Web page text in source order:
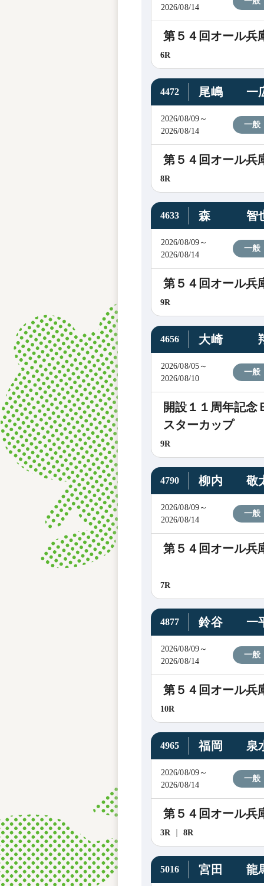
2026/08/14
第５４回オール兵
6R
4472 尾嶋 一
2026/08/09～
2026/08/14
一般
第５４回オール兵
8R
4633 森 智
2026/08/09～
2026/08/14
一般
第５４回オール兵
9R
4656 大崎
2026/08/05～
2026/08/10
一般
開設１１周年記念
スターカップ
9R
4790 柳内 敬
2026/08/09～
2026/08/14
一般
第５４回オール兵
7R
4877 鈴谷 一
2026/08/09～
2026/08/14
一般
第５４回オール兵
10R
4965 福岡 泉
2026/08/09～
2026/08/14
一般
第５４回オール兵
3R 8R
5016 宮田 龍